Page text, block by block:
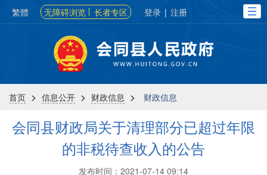
繁體 无障碍浏览 长者专区 登录 | 注册
首页 > 信息公开 > 财政信息 > 财政信息
会同县财政局关于清理部分已超过年限
的非税待查收入的公告
发布时间：2021-07-14 09:14